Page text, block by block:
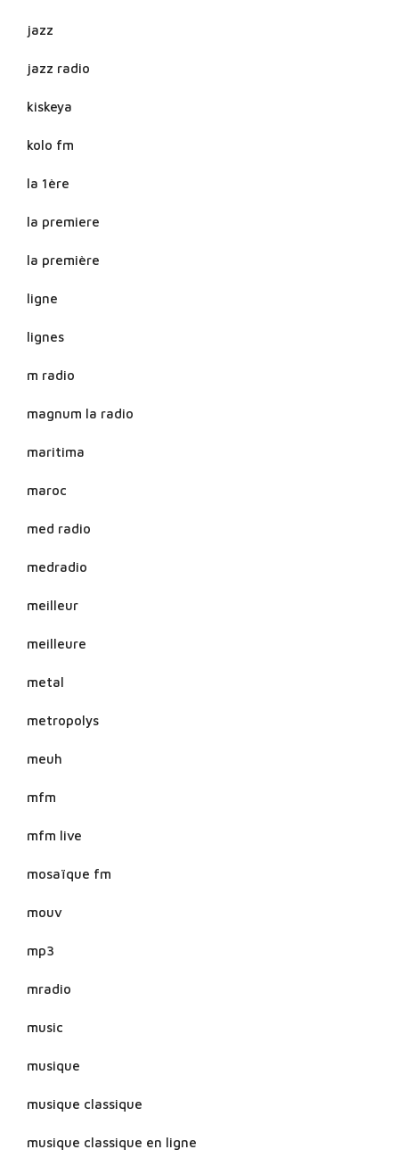
jazz
jazz radio
kiskeya
kolo fm
la 1ère
la premiere
la première
ligne
lignes
m radio
magnum la radio
maritima
maroc
med radio
medradio
meilleur
meilleure
metal
metropolys
meuh
mfm
mfm live
mosaïque fm
mouv
mp3
mradio
music
musique
musique classique
musique classique en ligne